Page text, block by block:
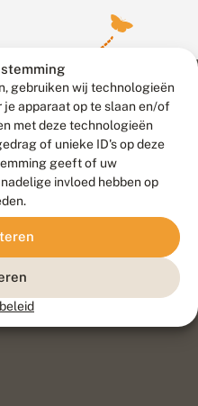
gebruiken wij technologieën
apparaat op te slaan en/of
met deze technologieën
of unieke ID's op deze
geeft of uw
invloed hebben op
, ontworpen door
Agency